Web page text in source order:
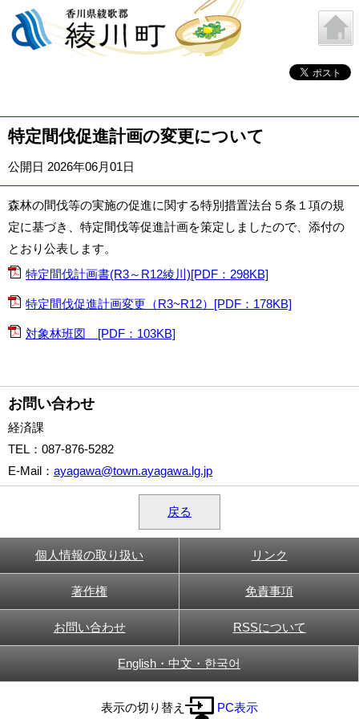
特定間伐促進計画の変更について
公開日 2026年06月01日
森林の間伐等の実施の促進に関する特別措置法台５条１項の規
定に基づき、特定間伐等促進計画を策定しましたので、添付の
とおり公表します。
特定間伐計画書(R3～R12綾川)[PDF：298KB]
特定間伐促進計画変更（R3~R12）[PDF：178KB]
対象林班図 [PDF：103KB]
お問い合わせ
経済課
TEL ：087-876-5282
E-Mail ： ayagawa@town.ayagawa.lg.jp
戻る
個人情報の取り扱い リンク
著作権 免責事項
お問い合わせ RSSについて
English・中文・한국어
表示の切り替え PC表示